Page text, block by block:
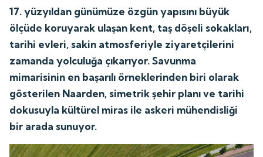
17. yüzyıldan günümüze özgün yapısını büyük
ölçüde koruyarak ulaşan kent, taş döşeli sokakları,
tarihi evleri, sakin atmosferiyle ziyaretçilerini
zamanda yolculuğa çıkarıyor. Savunma
mimarisinin en başarılı örneklerinden biri olarak
gösterilen Naarden, simetrik şehir planı ve tarihi
dokusuyla kültürel miras ile askeri mühendisliği
bir arada sunuyor.